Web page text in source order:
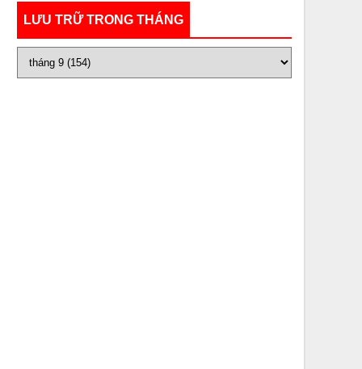
LƯU TRỮ TRONG THÁNG